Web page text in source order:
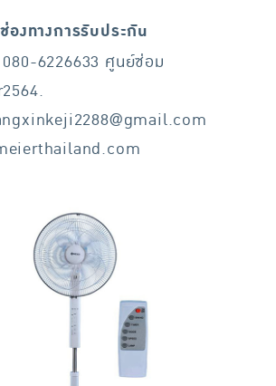
งทางการรับประกัน
6226633 ศูนย์ซ่อม